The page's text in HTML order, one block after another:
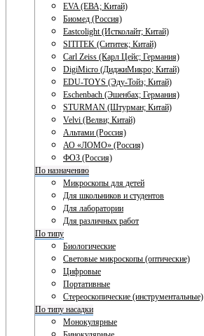
EVA (ЕВА; Китай)
Биомед (Россия)
Eastcolight (Истколайт; Китай)
SITITEK (Сититек; Китай)
Carl Zeiss (Карл Цейс; Германия)
DigiMicro (ДиджиМикро; Китай)
EDU-TOYS (Эду-Тойз; Китай)
Eschenbach (Эшенбах; Германия)
STURMAN (Штурман; Китай)
Velvi (Велви; Китай)
Альтами (Россия)
АО «ЛОМО» (Россия)
ФОЗ (Россия)
По назначению
Микроскопы для детей
Для школьников и студентов
Для лаборатории
Для различных работ
По типу
Биологические
Световые микроскопы (оптические)
Цифровые
Портативные
Стереоскопические (инструментальные)
По типу насадки
Монокулярные